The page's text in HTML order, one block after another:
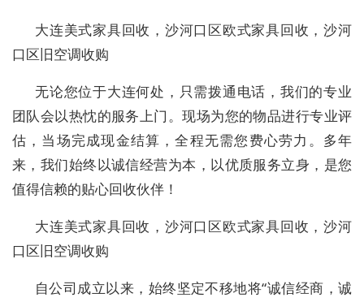
大连美式家具回收，沙河口区欧式家具回收，沙河
口区旧空调收购
无论您位于大连何处，只需拨通电话，我们的专业
团队会以热忱的服务上门。现场为您的物品进行专业评
估，当场完成现金结算，全程无需您费心劳力。多年
来，我们始终以诚信经营为本，以优质服务立身，是您
值得信赖的贴心回收伙伴！
大连美式家具回收，沙河口区欧式家具回收，沙河
口区旧空调收购
自公司成立以来，始终坚定不移地将“诚信经商，诚